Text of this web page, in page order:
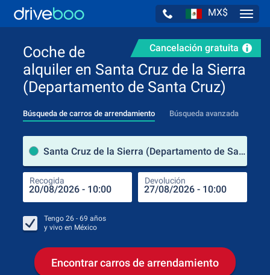
MX$
Cancelación gratuita
Coche de
alquiler en Santa Cruz de la Sierra
(Departamento de Santa Cruz)
Búsqueda de carros de arrendamiento Búsqueda avanzada
Santa Cruz de la Sierra (Departamento de Santa Cruz / Bolivia)
Recogida Devolución
Tengo 26 - 69 años
y vivo en México
Encontrar carros de arrendamiento